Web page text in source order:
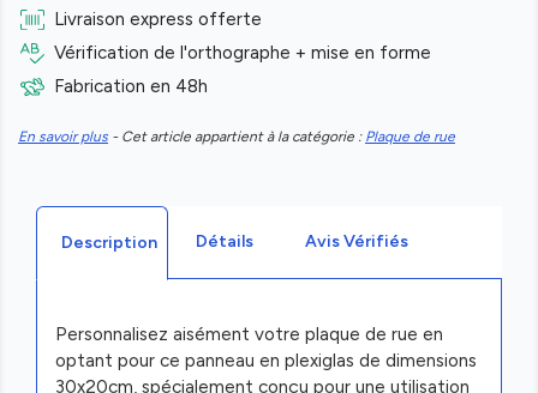
Livraison express offerte
Vérification de l'orthographe + mise en forme
Fabrication en 48h
En savoir plus - Cet article appartient à la catégorie : Plaque de rue
Description Détails Avis Vérifiés
Personnalisez aisément votre plaque de rue en
optant pour ce panneau en plexiglas de dimensions
30x20cm, spécialement conçu pour une utilisation